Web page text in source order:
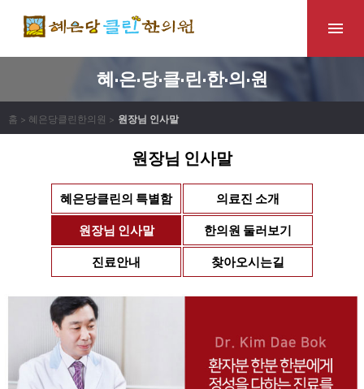
혜·은·당·클·린·한·의·원
홈 > 혜은당클린한의원 > 원장님 인사말
원장님 인사말
혜은당클린의 특별함
의료진 소개
원장님 인사말
한의원 둘러보기
진료안내
찾아오시는길